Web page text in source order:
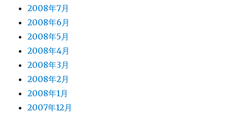
2008年7月
2008年6月
2008年5月
2008年4月
2008年3月
2008年2月
2008年1月
2007年12月